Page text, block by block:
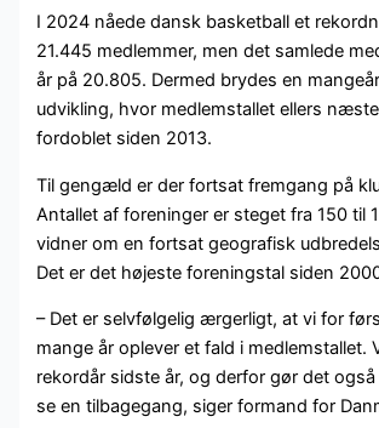
I 2024 nåede dansk basketball et
21.445 medlemmer, men det samlede
år på 20.805. Dermed brydes en
udvikling, hvor medlemstallet ellers
fordoblet siden 2013.
Til gengæld er der fortsat fremgang på
Antallet af foreninger er steget fra 150 til
vidner om en fortsat geografisk
Det er det højeste foreningstal siden
– Det er selvfølgelig ærgerligt, at vi for
mange år oplever et fald i medlemstallet.
rekordår sidste år, og derfor gør det
se en tilbagegang, siger formand for